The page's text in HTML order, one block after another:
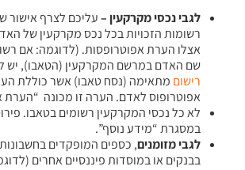
לגבי נכסי מקרקעין –עליכם לצרף אישור
רשומות הזכויות בכל נכס מקרקעין של
אצלו הערת אפוטרופסות. (לדוגמה: אם
שם האדם במרשם המקרקעין (הטאבו), יש
רישום מתאימה (נסח טאבו) אשר כוללת
אפוטרופוס לאדם. הערה זו מכונה “הערת
לא כל נכסי המקרקעין רשומים בטאבו.
במסגרת “מידע נוסף”.
לגבי מזומנים, כספים המופקדים
בבנקים או במוסדות פיננסיים אחרים